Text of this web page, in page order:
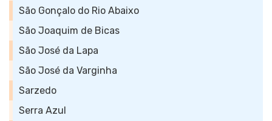
São Gonçalo do Rio Abaixo
São Joaquim de Bicas
São José da Lapa
São José da Varginha
Sarzedo
Serra Azul